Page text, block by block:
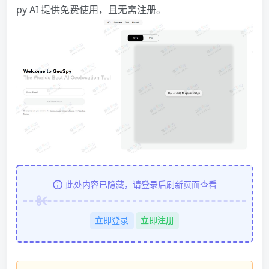
py AI 提供免费使用，且无需注册。
此处内容已隐藏，请登录后刷新页面查看
立即登录 立即注册